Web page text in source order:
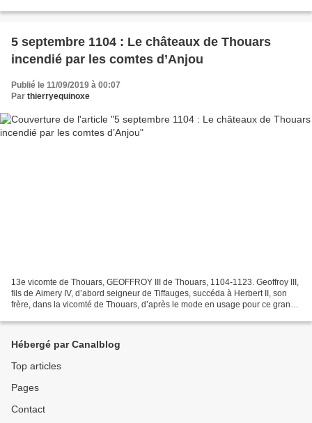
5 septembre 1104 : Le châteaux de Thouars
incendié par les comtes d’Anjou
Publié le 11/09/2019 à 00:07
Par thierryequinoxe
13e vicomte de Thouars, GEOFFROY III de Thouars, 1104-1123. Geoffroy III,
fils de Aimery IV, d’abord seigneur de Tiffauges, succéda à Herbert II, son
frère, dans la vicomté de Thouars, d’après le mode en usage pour ce grand
Hébergé par Canalblog
Top articles
Pages
Contact